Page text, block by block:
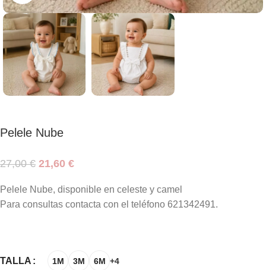
Pelele Nube
27,00€ 21,60 €
Pelele Nube, disponible en celeste y camel
Para consultas contacta con el teléfono 621342491.
TALLA 1M 3M 6M +4